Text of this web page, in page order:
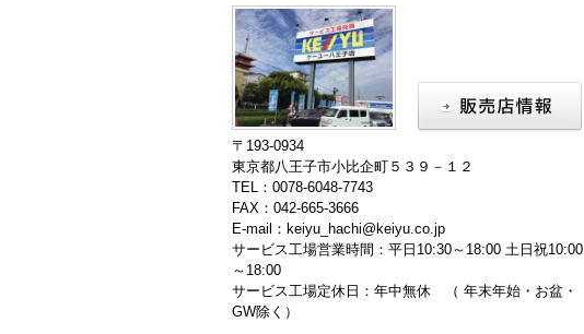
〒193-0934
東京都八王子市小比企町５３９－１２
TEL：0078-6048-7743
FAX：042-665-3666
E-mail：keiyu_hachi@keiyu.co.jp
サービス工場営業時間：平日10:30～18:00 土日祝10:00
～18:00
サービス工場定休日：年中無休 （ 年末年始・お盆・
GW除く）